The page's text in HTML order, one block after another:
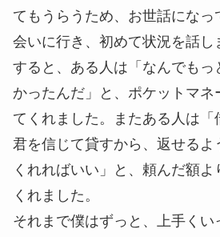
てもうらうため、お世話になっ
会いに行き、初めて状況を話し
すると、ある人は「なんでもっ
かったんだ」と、ポケットマネ
てくれました。またある人は「
君を信じて貸すから、返せるよ
くれればいい」と、頼んだ額
くれました。
それまで僕はずっと、上手くい